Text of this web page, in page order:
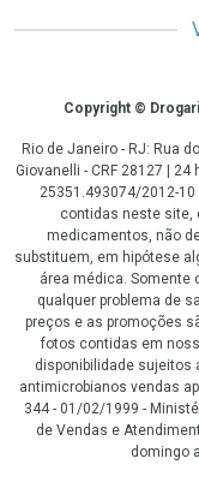
CopyrightCopyright ©
Rio de Janeiro - RJ: Rua
Giovanelli - CRF 28127 |
25351.493074/2012-
contidas neste site,
medicamentos, não
substituem, em hipótese
área médica.
qualquer problema de
preços e as promoções
fotos contidas em
disponibilidade sujeitos
antimicrobianos vendas
344 - 01/02/1999 -
de Vendas e
domingo